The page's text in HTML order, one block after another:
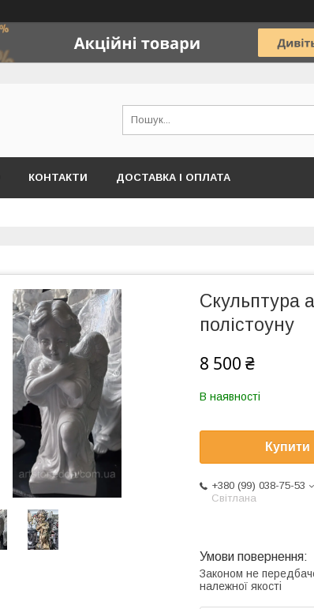
КОНТАКТИ ДОСТАВКА І ОПЛАТА
Скульптура
полістоуну
8 500 ₴
В наявності
Купити
+380 (99) 038-75-53
Світлана
Законом не
належної якості